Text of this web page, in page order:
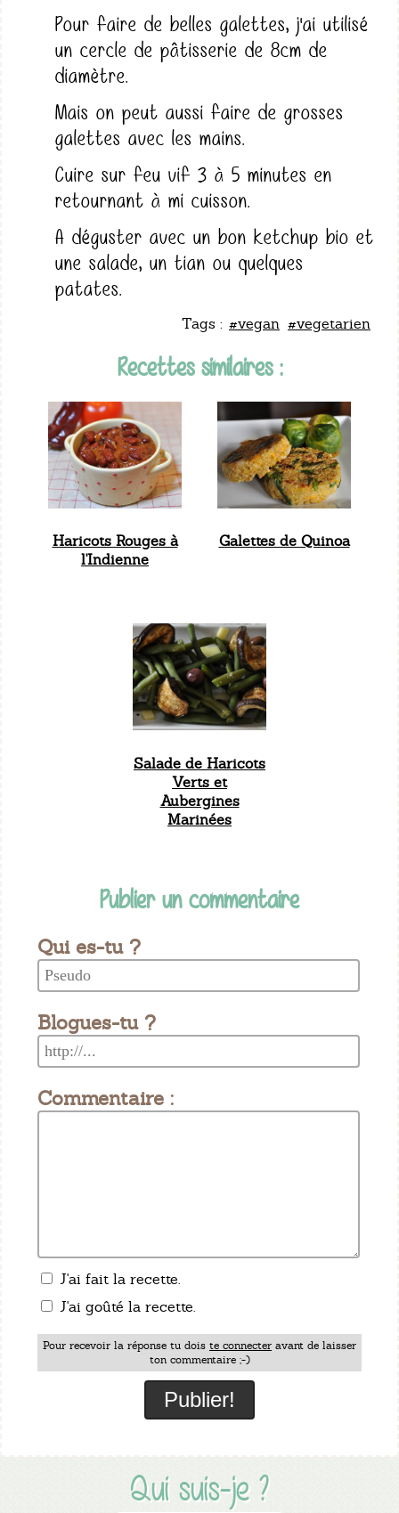
Qui suis-je ?
Pour faire de belles galettes, j'ai utilisé
un cercle de pâtisserie de 8cm de
diamètre.
Mais on peut aussi faire de grosses
galettes avec les mains.
Cuire sur feu vif 3 à 5 minutes en
retournant à mi cuisson.
A déguster avec un bon ketchup bio et
une salade, un tian ou quelques
patates.
Tags : #vegan #vegetarien
Recettes similaires :
Haricots Rouges à
l'Indienne
Galettes de Quinoa
Salade de Haricots
Verts et
Aubergines
Marinées
Publier un commentaire
Qui es-tu ?
Blogues-tu ?
Commentaire :
J'ai fait la recette.
J'ai goûté la recette.
Pour recevoir la réponse tu dois te connecter avant de laisser
ton commentaire ;-)